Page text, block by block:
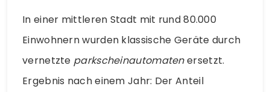
In einer mittleren Stadt mit rund 80.000
Einwohnern wurden klassische Geräte durch
vernetzte parkscheinautomatenersetzt.
Ergebnis nach einem Jahr: Der Anteil